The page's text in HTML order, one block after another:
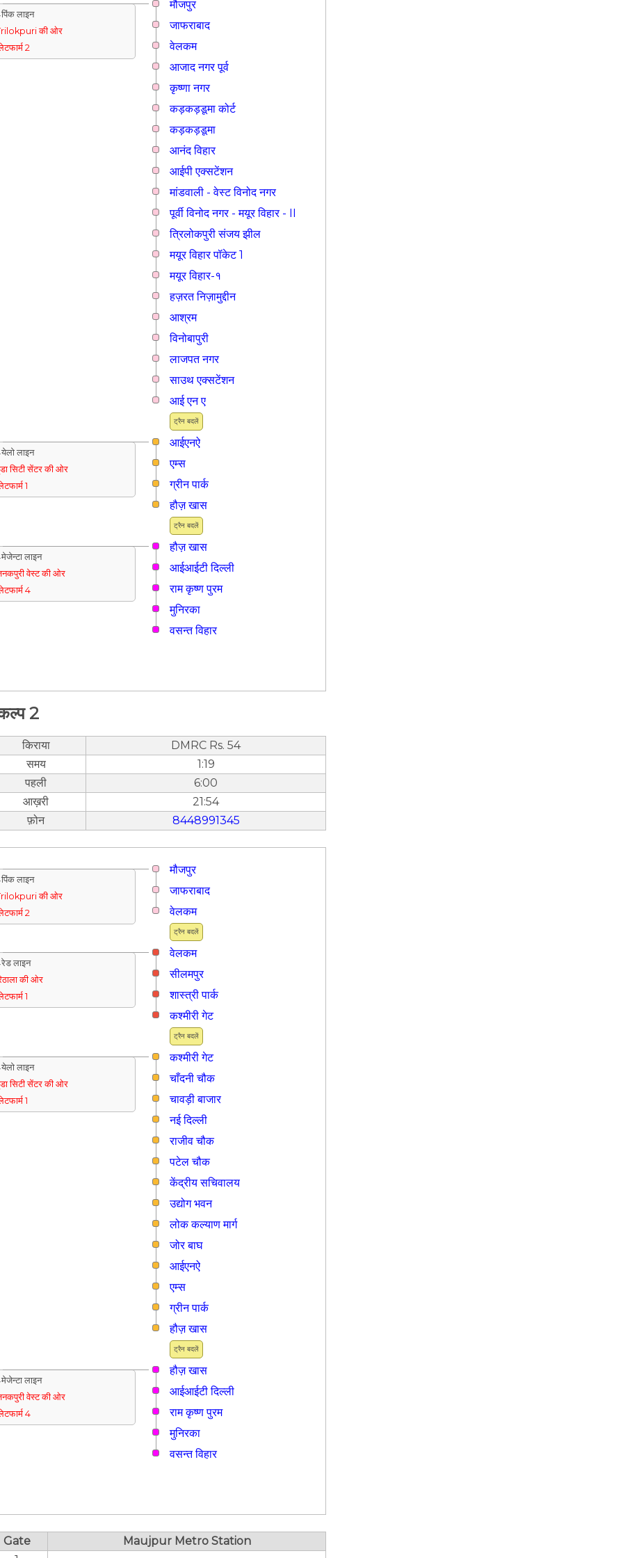
मौजपुर
लाइन
की ओर
2
जाफराबाद
वेलकम
आजाद नगर पूर्व
कृष्णा नगर
कड़कड़डूमा कोर्ट
कड़कड़डूमा
आनंद विहार
आईपी एक्सटेंशन
मांडवाली - वेस्ट विनोद नगर
पूर्वी विनोद नगर - मयूर विहार - II
त्रिलोकपुरी संजय झील
मयूर विहार पॉकेट 1
मयूर विहार-१
हज़रत निज़ामुद्दीन
आश्रम
विनोबापुरी
लाजपत नगर
साउथ एक्सटेंशन
ट्रैन बदलें
आई एन ए
आईएनऐ
लाइन
सिटी सेंटर की ओर
1
एम्स
ग्रीन पार्क
ट्रैन बदलें
हौज़ खास
हौज़ खास
लाइन
वेस्ट की ओर
4
आईआईटी दिल्ली
राम कृष्ण पुरम
मुनिरका
वसन्त विहार
2
किराया
DMRC Rs. 54
समय
1:19
पहली
6:00
आख़री
21:54
फ़ोन
8448991345
मौजपुर
लाइन
की ओर
2
जाफराबाद
ट्रैन बदलें
वेलकम
वेलकम
लाइन
की ओर
1
सीलमपुर
शास्त्री पार्क
ट्रैन बदलें
कश्मीरी गेट
कश्मीरी गेट
लाइन
सिटी सेंटर की ओर
1
चाँदनी चौक
चावड़ी बाजार
नई दिल्ली
राजीव चौक
पटेल चौक
केंद्रीय सचिवालय
उद्योग भवन
लोक कल्याण मार्ग
जोर बाघ
आईएनऐ
एम्स
ग्रीन पार्क
ट्रैन बदलें
हौज़ खास
हौज़ खास
लाइन
वेस्ट की ओर
4
आईआईटी दिल्ली
राम कृष्ण पुरम
मुनिरका
वसन्त विहार
Gate
Maujpur Metro Station